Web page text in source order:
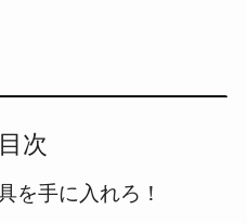
目次
を手に入れろ！